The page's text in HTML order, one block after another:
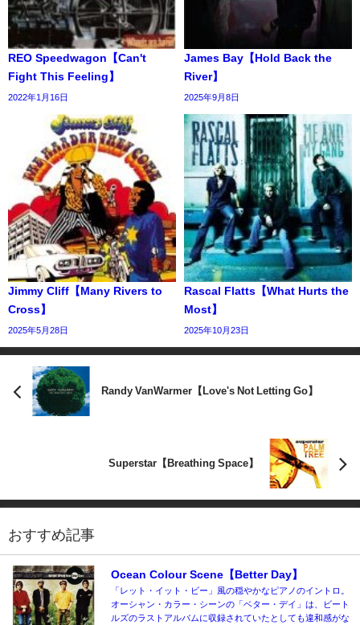
REO Speedwagon【Can't
Fight This Feeling】
2022年1月16日
James Bay【Hold Back the
River】
2025年9月8日
Jimmy Cliff【Many Rivers to
Cross】
2025年5月28日
Rascal Flatts【What Hurts the
Most】
2025年10月23日
Randy VanWarmer【Love's Not Letting Go】
Superstar【Breathing Space】
おすすめ記事
Ocean Colour Scene【Better Day】
「レット・イット・ビー」風の穏やかなピアノのイントロ。
オーシャン・カラー・シーンの「ベター・デイ」は、ビート
ルズのラストアルバムに収録されていたとしても違和感がな